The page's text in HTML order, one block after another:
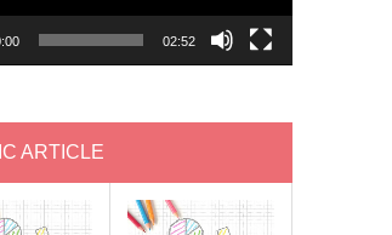
02:52
ARTICLE